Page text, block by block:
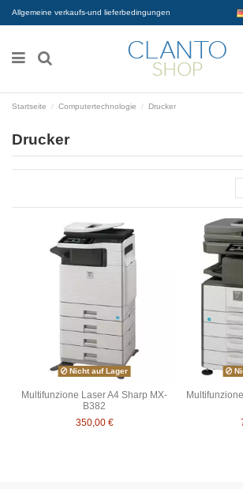
Allgemeine verkaufs-und lieferbedingungen
Startseite Computertechnologie Drucker
Drucker
Nicht auf Lager
Multifunzione Laser A4 Sharp MX-
B382
350,00 €